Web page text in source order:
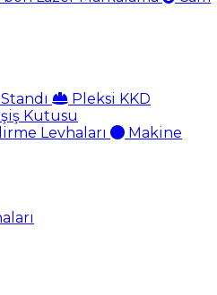
Pleksi KKD
Kutusu
Levhaları
Makine